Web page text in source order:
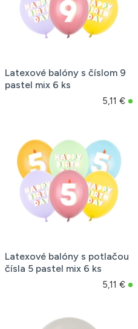
Latexové balóny s číslom 9
pastel mix 6 ks
5,11 €
Latexové balóny s potlačou
čísla 5 pastel mix 6 ks
5,11 €